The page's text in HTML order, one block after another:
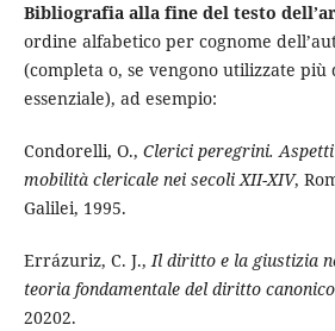
Bibliografia alla fine del testo
ordine alfabetico per cognome
(completa o, se vengono utilizzate
essenziale), ad esempio:
Condorelli, O., Clerici peregrini.
mobilità clericale nei secoli XII-XIV,
Galilei, 1995.
Errázuriz, C. J.,Il diritto e la giustizia
teoria fondamentale del diritto canonico
20202.